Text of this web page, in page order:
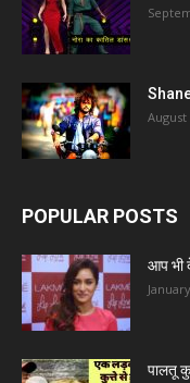
August
POPULAR POSTS
आप भी
पालतू